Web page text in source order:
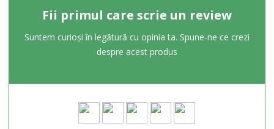
Fii primul care scrie un review
Suntem curioși în legătură cu opinia ta. Spune-ne ce crezi
despre acest produs